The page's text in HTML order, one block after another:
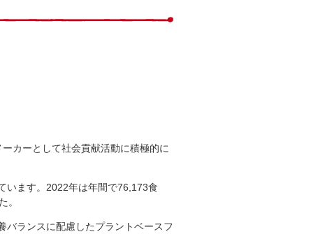
カーとして社会貢献活動に積極的に
います。2022年は年間で76,173食
。
バランスに配慮したプラントベースフ